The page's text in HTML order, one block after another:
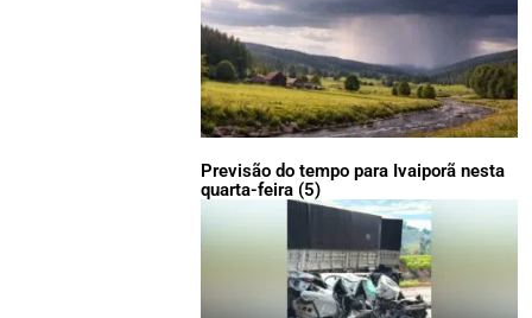
Previsão do tempo para Ivaiporã nesta
quarta-feira (5)